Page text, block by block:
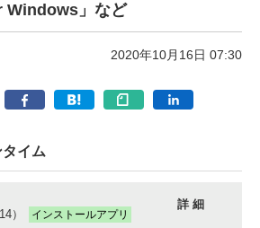
Windows」など
2020年10月16日 07:30
イム
） インストールアプリ
詳 細